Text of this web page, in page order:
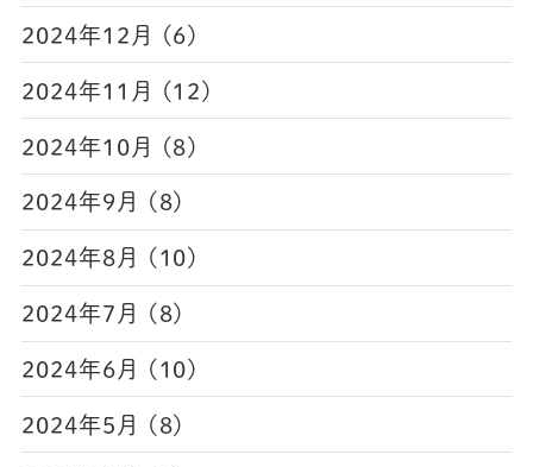
2024年12月 (6)
2024年11月 (12)
2024年10月 (8)
2024年9月 (8)
2024年8月 (10)
2024年7月 (8)
2024年6月 (10)
2024年5月 (8)